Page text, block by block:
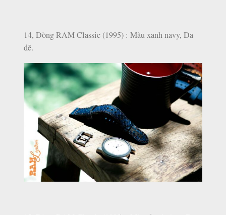
14, Dòng RAM Classic (1995) : Màu xanh navy, Da
dê.